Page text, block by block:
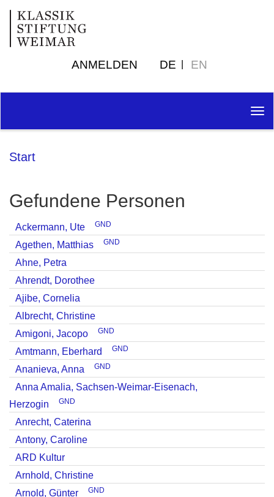
ANMELDEN DE EN
Start
Gefundene Personen
Ackermann, Ute GND
Agethen, Matthias GND
Ahne, Petra
Ahrendt, Dorothee
Ajibe, Cornelia
Albrecht, Christine
Amigoni, Jacopo
GND
Amtmann, Eberhard GND
Ananieva, Anna GND
Anna Amalia, Sachsen-Weimar-Eisenach,
Herzogin
GND
Anrecht, Caterina
Antony, Caroline
ARD Kultur
Arnhold, Christine
Arnold, Günter
GND